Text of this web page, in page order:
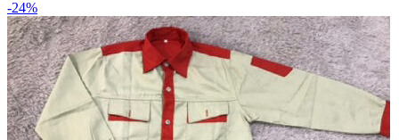
-24%